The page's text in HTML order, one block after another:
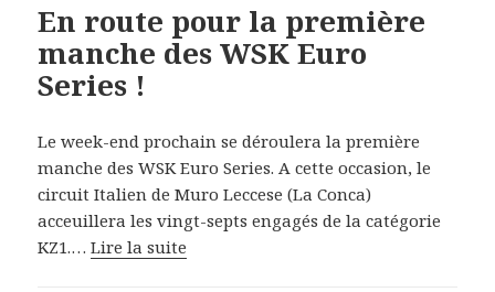
En route pour la première
manche des WSK Euro
Series !
Le week-end prochain se déroulera la première
manche des WSK Euro Series. A cette occasion, le
circuit Italien de Muro Leccese (La Conca)
acceuillera les vingt-septs engagés de la catégorie
KZ1.…Lire la suite